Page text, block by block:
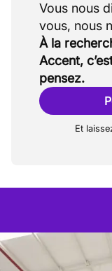
Vous nous
À la
Accent,
pensez.
Et